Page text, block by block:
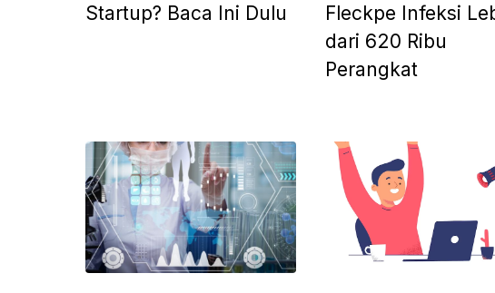
Startup? Baca Ini Dulu
Fleckpe Infeksi
dari 620 Ribu
Perangkat